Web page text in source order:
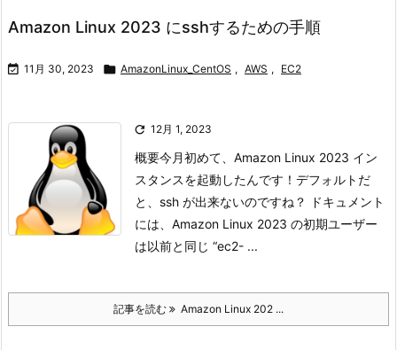
Amazon Linux 2023 にsshするための手順
 11月 30, 2023  AmazonLinux_CentOS , AWS , EC2
 12月 1, 2023
概要今月初めて、Amazon Linux 2023 イン
スタンスを起動したんです！ デフォルトだ
と、ssh が出来ないのですね？ ドキュメント
には、Amazon Linux 2023 の初期ユーザー
は以前と同じ “ec2- ...
記事を読む Amazon Linux 202 ...